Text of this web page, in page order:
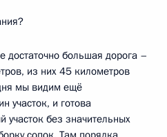
достаточно большая дорога –
из них 45 километров
мы видим ещё
участок, и готова
без значительных